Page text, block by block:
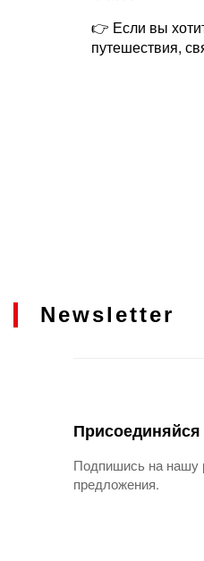
👉 Если вы
путешествия,
Newsletter
Подпишись на нашу
предложения.